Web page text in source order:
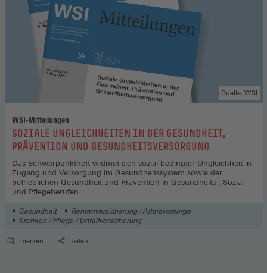
WSI-Mitteilungen
:SOZIALE UNGLEICHHEITEN IN DER GESUNDHEIT,
PRÄVENTION UND GESUNDHEITSVERSORGUNG
Quelle: WSI
Das Schwerpunktheft widmet sich sozial bedingter Ungleichheit in
Zugang und Versorgung im Gesundheitssystem sowie der
betrieblichen Gesundheit und Prävention in Gesundheits-, Sozial-
und Pflegeberufen.
Gesundheit
Rentenversicherung / Altersvorsorge
Kranken-/ Pflege-/ Unfallversicherung
merken teilen